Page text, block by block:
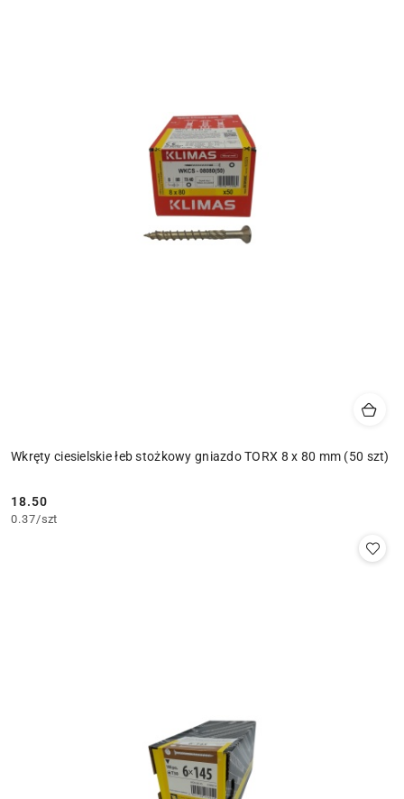
Wkręty ciesielskie łeb stożkowy gniazdo TORX 8 x 80 mm (50 szt)
Cena:
18.50
0.37/szt